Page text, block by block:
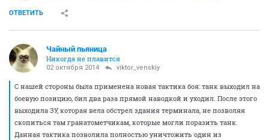
ОТВЕТИТЬ
Чайный пьяница
Никогда не плавится
02 октября 2014 viktor_venskiy
С нашей стороны была применена новая тактика боя: танк выходил на
боевую позицию, бил два раза прямой наводкой и уходил. После этого
выходила ЗУ, которая вела обстрел здания терминала, не позволяя
скопиться там гранатометчикам, которые могли поразить танк.
Данная тактика позволила полностью уничтожить один из